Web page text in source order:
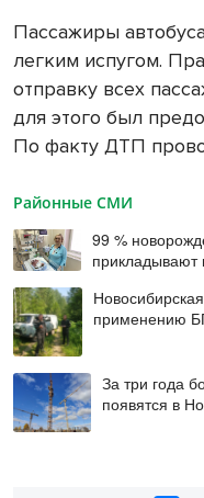
Пассажиры
легким испугом.
отправку всех
для этого был
По факту ДТП
Районные СМИ
99 %
прикладывают
применению
За три года
появятся в